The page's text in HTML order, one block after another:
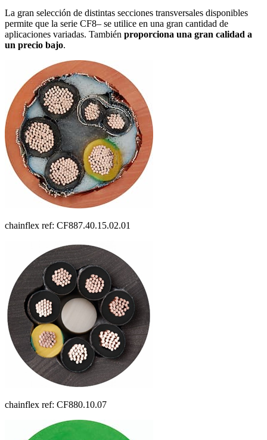
La gran selección de distintas secciones transversales disponibles
permite que la serie CF8– se utilice en una gran cantidad de
aplicaciones variadas. También proporciona una gran calidad a
un precio bajo.
chainflex ref: CF887.40.15.02.01
chainflex ref: CF880.10.07